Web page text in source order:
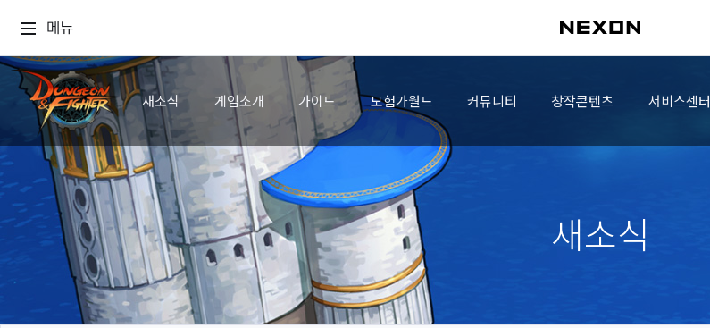
메뉴
새소식 게임소개 가이드 모험가월드 커뮤니티 창작콘텐츠 서비스센터
새소식